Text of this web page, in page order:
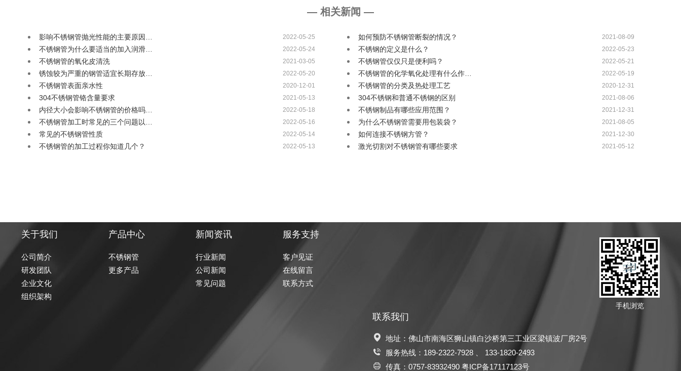
— 相关新闻 —
影响不锈钢管抛光性能的主要原因… 2022-05-25 如何预防不锈钢管断裂的情况？ 2021-08-09
不锈钢管为什么要适当的加入润滑… 2022-05-24 不锈钢的定义是什么？ 2022-05-23
不锈钢管的氧化皮清洗 2021-03-05 不锈钢管仅仅只是便利吗？ 2022-05-21
锈蚀较为严重的钢管适宜长期存放… 2022-05-20 不锈钢管的化学氧化处理有什么作… 2022-05-19
不锈钢管表面亲水性 2020-12-01 不锈钢管的分类及热处理工艺 2020-12-31
304不锈钢管铬含量要求 2021-05-13 304不锈钢和普通不锈钢的区别 2021-08-06
内径大小会影响不锈钢管的价格吗… 2022-05-18 不锈钢制品有哪些应用范围？ 2021-12-31
不锈钢管加工时常见的三个问题以… 2022-05-16 为什么不锈钢管需要用包装袋？ 2021-08-05
常见的不锈钢管性质 2022-05-14 如何连接不锈钢方管？ 2021-12-30
不锈钢管的加工过程你知道几个？ 2022-05-13 激光切割对不锈钢管有哪些要求 2021-05-12
手机浏览
联系我们
地址：佛山市南海区狮山镇白沙桥第三工业区梁镇波厂房2号
服务热线： 189-2322-7928
133-1820-2493
传真：0757-83932490 粤ICP备17117123号
关于我们
公司简介
研发团队
企业文化
组织架构
产品中心
不锈钢管
更多产品
新闻资讯
行业新闻
公司新闻
常见问题
服务支持
客户见证
在线留言
联系方式